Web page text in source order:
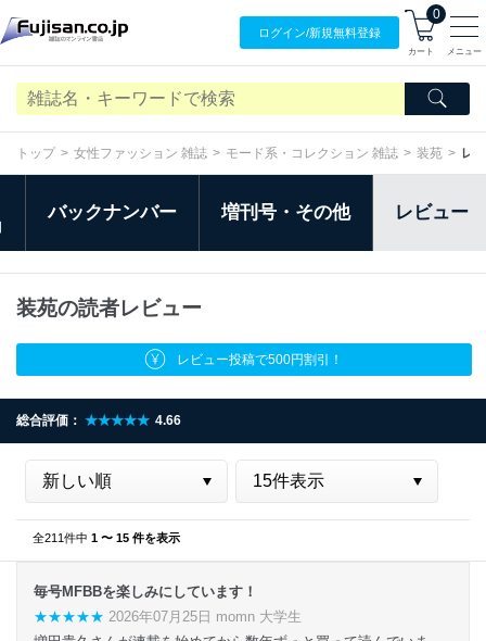
ログイン/新規無料登録
0
カート メニュー
トップ 女性ファッション 雑誌 モード系・コレクション 雑誌 装苑 レ
バックナンバー 増刊号・その他 レビュー
装苑の読者レビュー
レビュー投稿で500円割引！
総合評価： ★★★★★ 4.66
全211件中 1 〜 15 件を表示
毎号MFBBを楽しみにしています！
★★★★★ 2026年07月25日 momn 大学生